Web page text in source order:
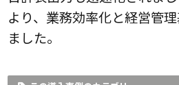
より、業務効率化と経営管
ました。